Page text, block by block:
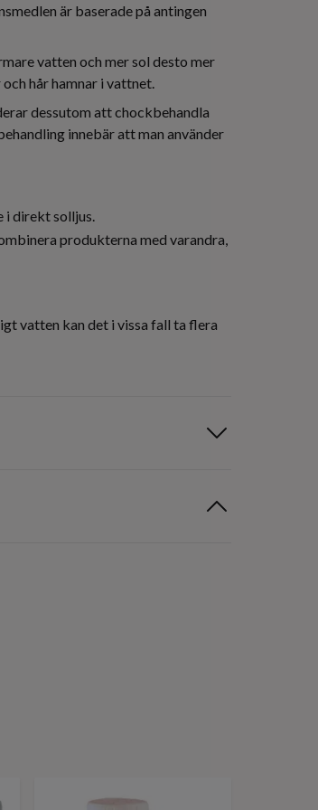
är baserade på antingen
vatten och mer sol desto mer
hår hamnar i vattnet.
dessutom att chockbehandla
innebär att man använder
i direkt solljus.
produkterna med varandra,
vatten kan det i vissa fall ta flera